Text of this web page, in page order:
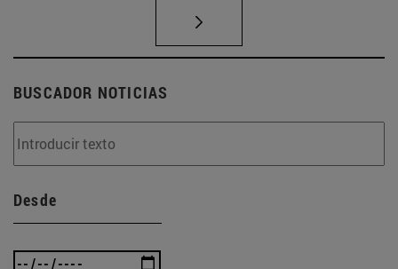
BUSCADOR NOTICIAS
Desde